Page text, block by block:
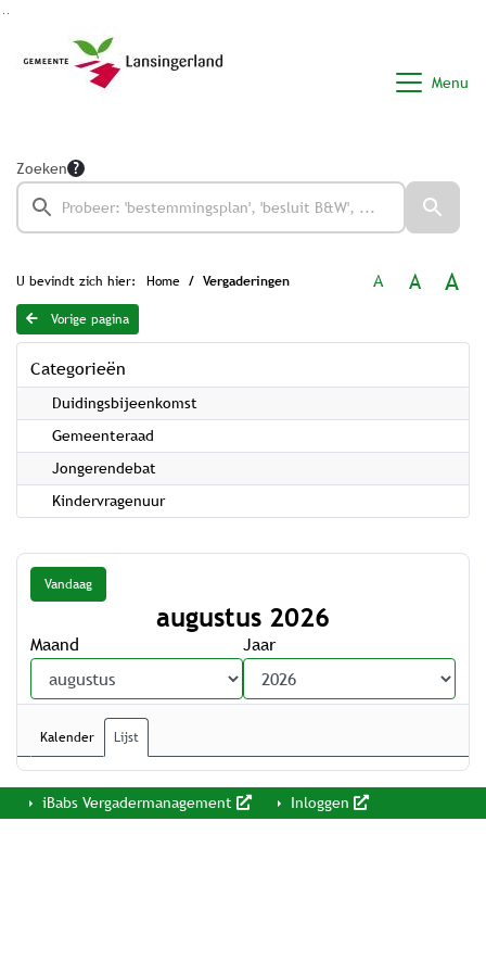
Menu
Zoeken
U bevindt zich hier: Home Vergaderingen A A A
Vorige pagina
Categorieën
Duidingsbijeenkomst
Gemeenteraad
Jongerendebat
Kindervragenuur
Vandaag
augustus 2026
Maand Jaar
Kalender Lijst
iBabs Vergadermanagement Inloggen